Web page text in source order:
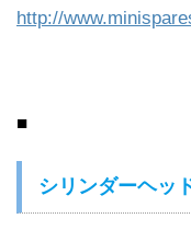
http://
■
シリンダーヘッ